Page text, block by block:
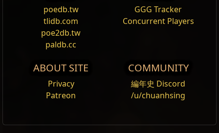
poedb.tw
tlidb.com
poe2db.tw
paldb.cc
GGG Tracker
Concurrent Players
ABOUT SITE
Privacy
Patreon
COMMUNITY
編年史 Discord
/u/chuanhsing